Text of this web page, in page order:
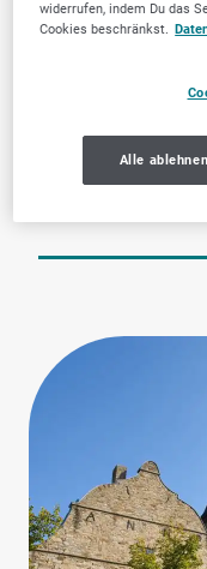
Mode &
widerrufen, indem Du das
Cookies beschränkst.
Alle ablehnen